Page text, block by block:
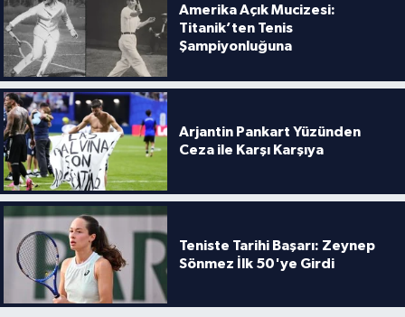
Amerika Açık Mucizesi:
Titanik’ten Tenis
Şampiyonluğuna
Arjantin Pankart Yüzünden
Ceza ile Karşı Karşıya
Teniste Tarihi Başarı: Zeynep
Sönmez İlk 50'ye Girdi